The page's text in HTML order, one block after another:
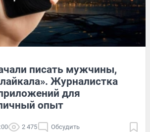
писать мужчины,
Журналистка
для
опыт
2 475 Обсудить